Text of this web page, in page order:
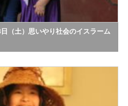
（土）思いやり社会のイスラーム